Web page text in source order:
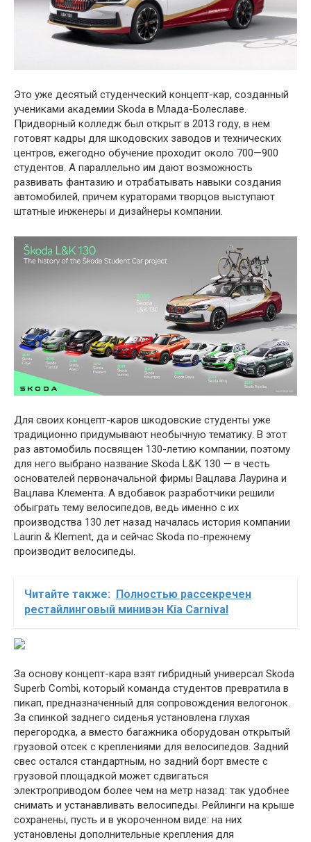
Это уже десятый студенческий концепт-кар, созданный
учениками академии Skoda в Млада-Болеславе.
Придворный колледж был открыт в 2013 году, в нем
готовят кадры для шкодовских заводов и технических
центров, ежегодно обучение проходит около 700—900
студентов. А параллельно им дают возможность
развивать фантазию и отрабатывать навыки создания
автомобилей, причем кураторами творцов выступают
штатные инженеры и дизайнеры компании.
Для своих концепт-каров шкодовские студенты уже
традиционно придумывают необычную тематику. В этот
раз автомобиль посвящен 130-летию компании, поэтому
для него выбрано название Skoda L&K 130 — в честь
основателей первоначальной фирмы Вацлава Лаурина и
Вацлава Клемента. А вдобавок разработчики решили
обыграть тему велосипедов, ведь именно с их
производства 130 лет назад началась история компании
Laurin & Klement, да и сейчас Skoda по-прежнему
производит велосипеды.
Читайте также:
Полностью рассекречен
рестайлинговый минивэн Kia Carnival
За основу концепт-кара взят гибридный универсал Skoda
Superb Combi, который команда студентов превратила в
пикап, предназначенный для сопровождения велогонок.
За спинкой заднего сиденья установлена глухая
перегородка, а вместо багажника оборудован открытый
грузовой отсек с креплениями для велосипедов. Задний
свес остался стандартным, но задний борт вместе с
грузовой площадкой может сдвигаться
электроприводом более чем на метр назад: так удобнее
снимать и устанавливать велосипеды. Рейлинги на крыше
сохранены, пусть и в укороченном виде: на них
установлены дополнительные крепления для